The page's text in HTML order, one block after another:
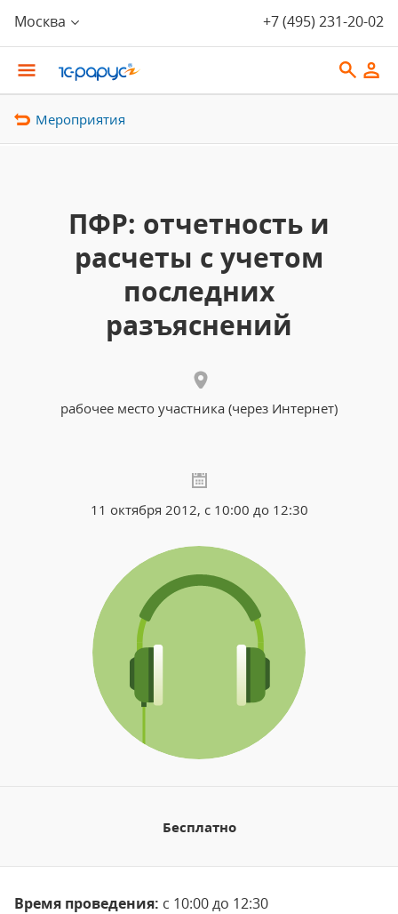
Москва +7 (495) 231-20-02
Мероприятия
ПФР: отчетность и
расчеты с учетом
последних
разъяснений
рабочее место участника (через Интернет)
11 октября 2012, с 10:00 до 12:30
Бесплатно
Время проведения: с 10:00 до 12:30